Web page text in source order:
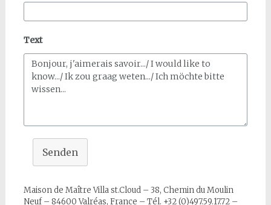
Text
Senden
Maison de Maître Villa st.Cloud – 38, Chemin du Moulin
Neuf – 84600 Valréas, France – Tél. +32 (0)497.59.17.72 –